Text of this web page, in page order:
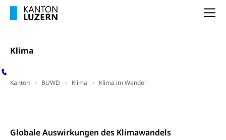
Klima
Kanton BUWD Klima Klima im Wandel
Globale Auswirkungen des Klimawandels
FMS und Vollzeitschulen mit BM
Früherziehung
Schulliste
Fachstelle Stipendien (beruf.lu.ch)
Hochschulbildung, Hochschule, universitäre
Hochschule, Bachelor, Master, Doktorat,
Fachhochschule Zentralschweiz, HSLU,
Pädagogische Hochschule Luzern, PH Luzern, UniLU,
Fachstelle Hochschulbildung
Freiwilliges Kindergarten Jahr